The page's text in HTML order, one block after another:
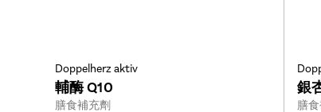
Doppelherz aktiv
輔酶 Q10
Type:
膳食補充劑
銀
膳